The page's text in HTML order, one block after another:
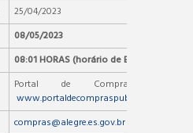
25/04/2023
08/05/2023
08:01 HORAS (horário de Brasília)
Portal de Compras
www.portaldecompraspublicas.com.br
compras@alegre.es.gov.br